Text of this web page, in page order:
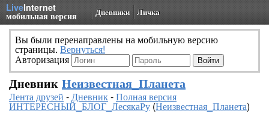
LiveInternet
мобильная версия Дневники Личка
Вы были перенаправлены на мобильную версию
страницы. Вернуться!
Авторизация
Дневник Неизвестная_Планета
Лента друзей -Дневник-Полная версия
ИНТЕРЕСНЫЙ_БЛОГ_ЛесякаРу(Неизвестная_Планета)